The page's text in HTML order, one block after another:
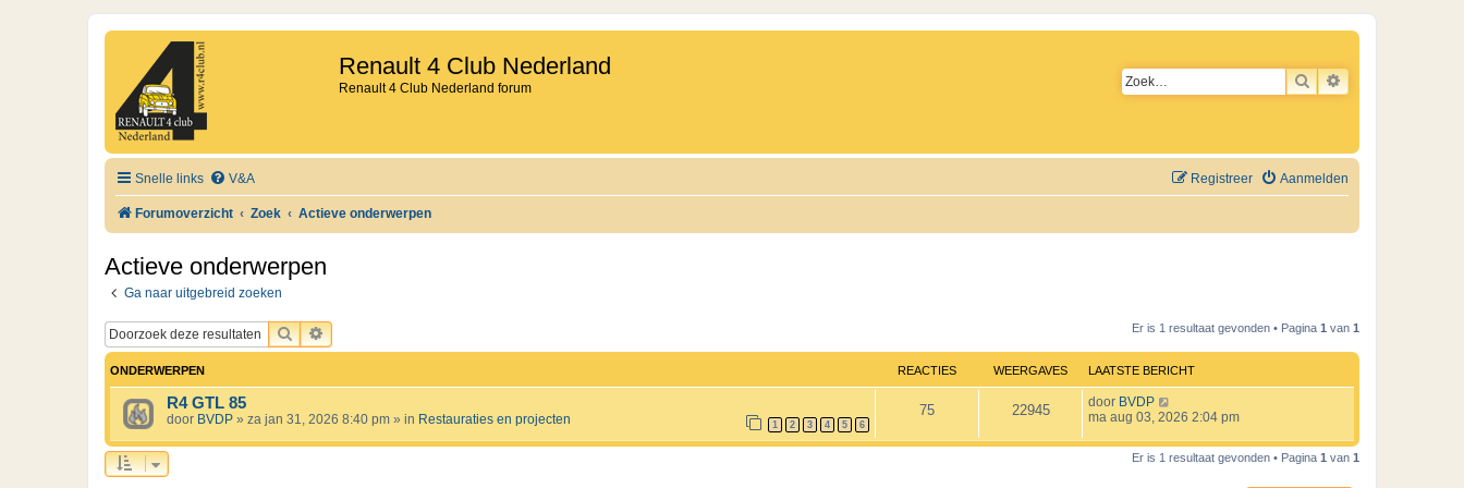
Renault 4 Club Nederland
Renault 4 Club Nederland forum ZOEKUITGEBREID
Snelle links V&A Aanmelden
Registreer
Forumoverzicht Zoek Actieve onderwerpen
Actieve onderwerpen
Ga naar uitgebreid zoeken
ZOEKUITGEBREID ZOEKEN Er is 1 resultaat gevonden • Pagina 1 van 1
ONDERWERPEN REACTIES WEERGAVES LAATSTE BERICHT
R4 GTL 85
door BVDP » za jan 31, 2026 8:40 pm » in Restauraties en projecten 1 2 3 4 5 6
75R
e
22945W
e
L
a
t
door BVDP
ma aug 03, 2026 2:04 pm
Er is 1 resultaat gevonden • Pagina 1 van 1